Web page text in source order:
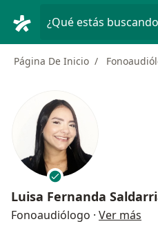
¿Qué estás
Página De Inicio
Luisa Fernanda
Fonoaudiólogo · Ver más